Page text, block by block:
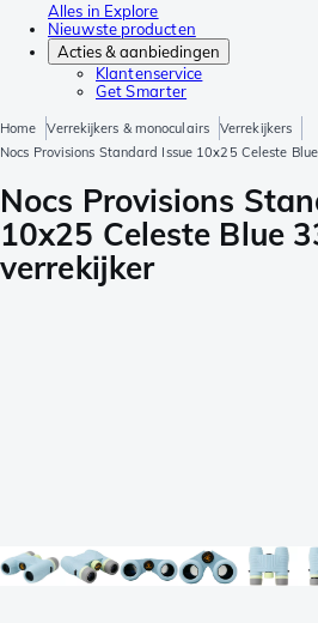
Alles in Explore
Nieuwste producten
Acties & aanbiedingen
Klantenservice
Get Smarter
Home Verrekijkers & monoculairs
Verrekijkers
Nocs Provisions Standard Issue 10x25 Celeste
Nocs Provisions
10x25 Celeste Blue
verrekijker